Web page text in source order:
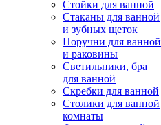
Стойки для ванной
Стаканы для ванной
и зубных щеток
Поручни для ванной
и раковины
Светильники, бра
для ванной
Скребки для ванной
Столики для ванной
комнаты